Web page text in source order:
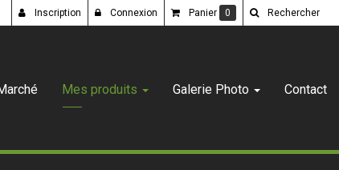
Mes produits Galerie Photo Contact
Inscription Connexion Panier 0 Rechercher